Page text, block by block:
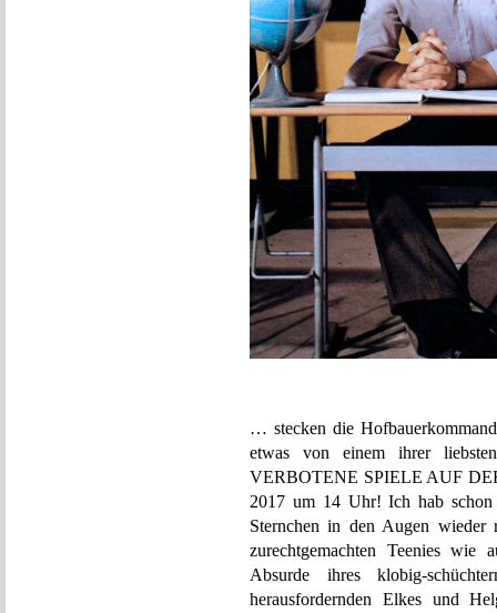
… stecken die
etwas von einem ihrer
VERBOTENE SPIELE AUF
2017 um 14 Uhr! Ich hab
Sternchen in den Augen
zurechtgemachten Teenies wie
Absurde ihres klobig-
herausfordernden Elkes und